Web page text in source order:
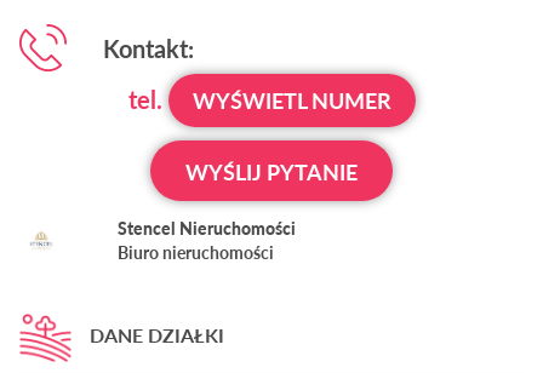
Kontakt:
tel.
WYŚWIETL NUMER
WYŚLIJ PYTANIE
Stencel Nieruchomości
Biuro nieruchomości
DANE DZIAŁKI